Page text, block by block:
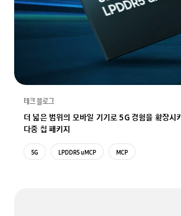
테크 블로그
더 넓은 범위의 모바일 기기로 5G 경험을 확장시
다중 칩 패키지
5G LPDDR5 uMCP MCP